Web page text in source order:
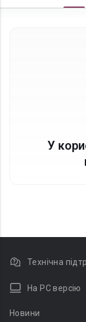
У
Технічна
На PC версію
Новини